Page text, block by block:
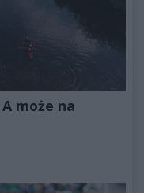
może na